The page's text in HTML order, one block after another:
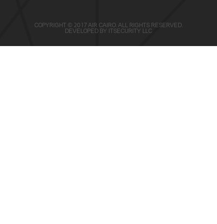
COPYRIGHT © 2017 AIR CAIRO. ALL RIGHTS RESERVED.
DEVELOPED BY ITSECURITY LLC